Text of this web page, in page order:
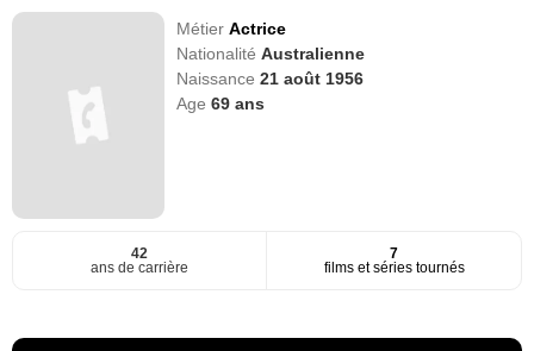
MétierActrice
NationalitéAustralienne
Naissance21 août 1956
Age69 ans
42
ans de carrière
7
films et séries tournés